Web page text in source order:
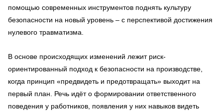
помощью современных инструментов поднять культуру
безопасности на новый уровень – с перспективой достижения
нулевого травматизма.
В основе происходящих изменений лежит риск-
ориентированный подход к безопасности на производстве,
когда принцип «предвидеть и предотвращать» выходит на
первый план. Речь идёт о формировании ответственного
поведения у работников, появления у них навыков видеть